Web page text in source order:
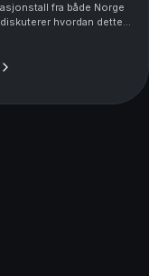
fra både Norge
hvordan dette
sammen med Harald
Vi får o...